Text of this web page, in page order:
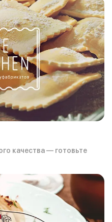
качества — готовьте